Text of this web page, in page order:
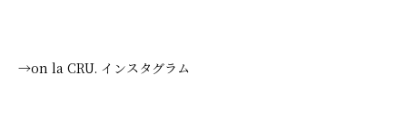
→on la CRU. インスタグラム